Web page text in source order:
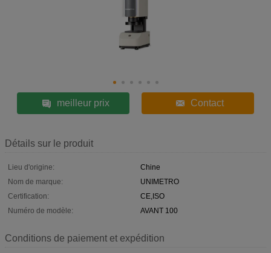
meilleur prix Contact
Détails sur le produit
Lieu d'origine:
Chine
Nom de marque:
UNIMETRO
Certification:
CE,ISO
Numéro de modèle:
AVANT 100
Conditions de paiement et expédition